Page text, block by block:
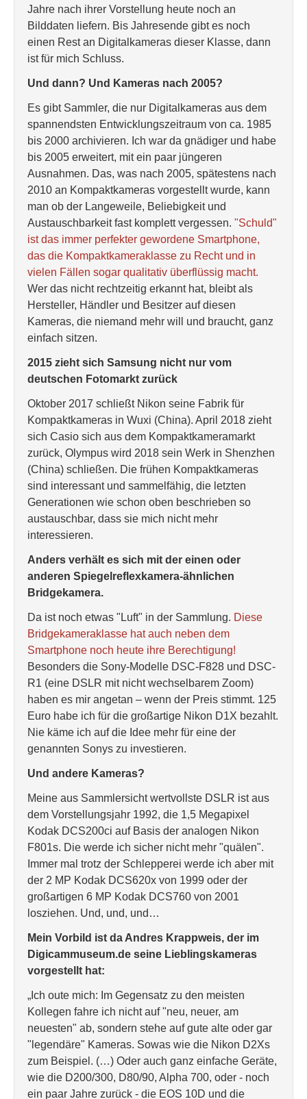
Jahre nach ihrer Vorstellung heute noch an
Bilddaten liefern. Bis Jahresende gibt es noch
einen Rest an Digitalkameras dieser Klasse, dann
ist für mich Schluss.
Und dann? Und Kameras nach 2005?
Es gibt Sammler, die nur Digitalkameras aus dem
spannendsten Entwicklungszeitraum von ca. 1985
bis 2000 archivieren. Ich war da gnädiger und habe
bis 2005 erweitert, mit ein paar jüngeren
Ausnahmen. Das, was nach 2005, spätestens nach
2010 an Kompaktkameras vorgestellt wurde, kann
man ob der Langeweile, Beliebigkeit und
Austauschbarkeit fast komplett vergessen. "Schuld"
ist das immer perfekter gewordene Smartphone,
das die Kompaktkameraklasse zu Recht und in
vielen Fällen sogar qualitativ überflüssig macht.
Wer das nicht rechtzeitig erkannt hat, bleibt als
Hersteller, Händler und Besitzer auf diesen
Kameras, die niemand mehr will und braucht, ganz
einfach sitzen.
2015 zieht sich Samsung nicht nur vom
deutschen Fotomarkt zurück
Oktober 2017 schließt Nikon seine Fabrik für
Kompaktkameras in Wuxi (China). April 2018 zieht
sich Casio sich aus dem Kompaktkameramarkt
zurück, Olympus wird 2018 sein Werk in Shenzhen
(China) schließen. Die frühen Kompaktkameras
sind interessant und sammelfähig, die letzten
Generationen wie schon oben beschrieben so
austauschbar, dass sie mich nicht mehr
interessieren.
Anders verhält es sich mit der einen oder
anderen Spiegelreflexkamera-ähnlichen
Bridgekamera.
Da ist noch etwas "Luft" in der Sammlung. Diese
Bridgekameraklasse hat auch neben dem
Smartphone noch heute ihre Berechtigung!
Besonders die Sony-Modelle DSC-F828 und DSC-
R1 (eine DSLR mit nicht wechselbarem Zoom)
haben es mir angetan – wenn der Preis stimmt. 125
Euro habe ich für die großartige Nikon D1X bezahlt.
Nie käme ich auf die Idee mehr für eine der
genannten Sonys zu investieren.
Und andere Kameras?
Meine aus Sammlersicht wertvollste DSLR ist aus
dem Vorstellungsjahr 1992, die 1,5 Megapixel
Kodak DCS200ci auf Basis der analogen Nikon
F801s. Die werde ich sicher nicht mehr "quälen".
Immer mal trotz der Schlepperei werde ich aber mit
der 2 MP Kodak DCS620x von 1999 oder der
großartigen 6 MP Kodak DCS760 von 2001
losziehen. Und, und, und…
Mein Vorbild ist da Andres Krappweis, der im
Digicammuseum.de seine Lieblingskameras
vorgestellt hat:
„Ich oute mich: Im Gegensatz zu den meisten
Kollegen fahre ich nicht auf "neu, neuer, am
neuesten" ab, sondern stehe auf gute alte oder gar
"legendäre" Kameras. Sowas wie die Nikon D2Xs
zum Beispiel. (…) Oder auch ganz einfache Geräte,
wie die D200/300, D80/90, Alpha 700, oder - noch
ein paar Jahre zurück - die EOS 10D und die